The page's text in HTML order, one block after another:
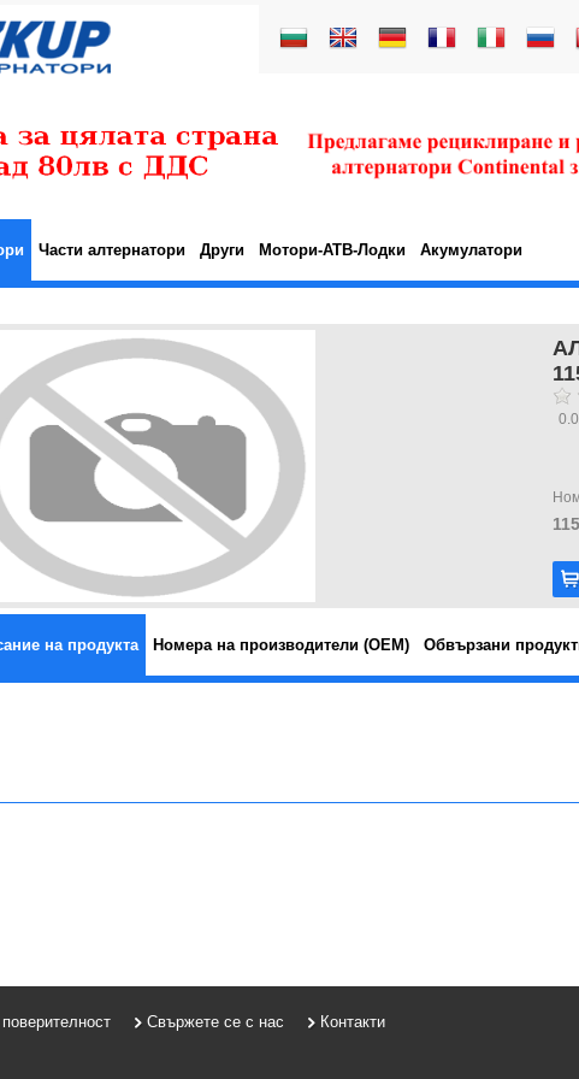
Части алтернатори Други Мотори-АТВ-Лодки Акумулатори
0.0
на продукта Номера на производители (OEM) Обвързани
Свържете се с нас
Контакти